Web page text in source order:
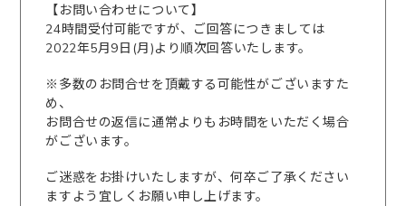
【お問い合わせについて】
24時間受付可能ですが、ご回答につきましては
2022年5月9日(月)より順次回答いたします。
※多数のお問合せを頂戴する可能性がございますた
め、
お問合せの返信に通常よりもお時間をいただく場合
がございます。
ご迷惑をお掛けいたしますが、何卒ご了承ください
ますよう宜しくお願い申し上げます。